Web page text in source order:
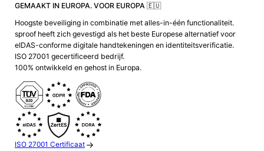
GEMAAKT IN EUROPA. VOOR EUROPA 🇪🇺
Hoogste beveiliging in combinatie met alles-in-één functionaliteit.
sproof heeft zich gevestigd als het beste Europese alternatief voor
eIDAS-conforme digitale handtekeningen en identiteitsverificatie.
ISO 27001 gecertificeerd bedrijf.
100% ontwikkeld en gehost in Europa.
ISO 27001 Certificaat